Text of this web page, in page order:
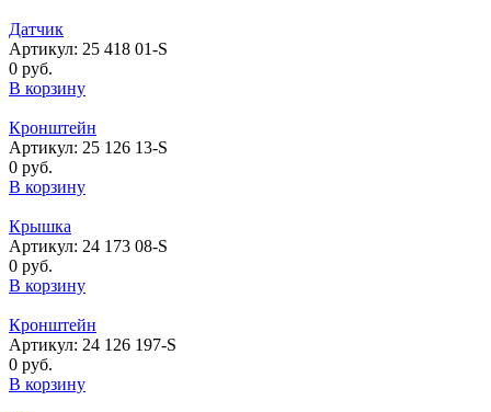
Датчик
Артикул: 25 418 01-S
0 руб.
В корзину
Кронштейн
Артикул: 25 126 13-S
0 руб.
В корзину
Крышка
Артикул: 24 173 08-S
0 руб.
В корзину
Кронштейн
Артикул: 24 126 197-S
0 руб.
В корзину